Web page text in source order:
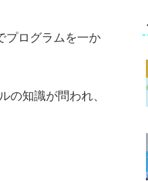
プログラムを一か
の知識が問われ、